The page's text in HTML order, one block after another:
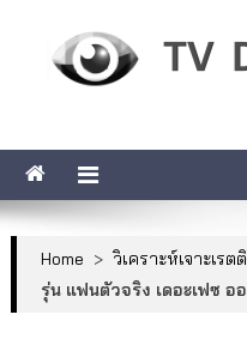
Home > วิเคราะห์เจาะเรต
รุ่น แฟนตัวจริง เดอะเฟซ อ